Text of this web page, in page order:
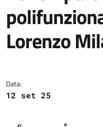
Lorenzo
Data:
12 set 25